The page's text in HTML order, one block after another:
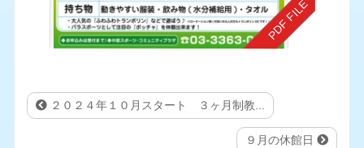
２０２４年１０月スタート ３ヶ月制教...
９月の休館日